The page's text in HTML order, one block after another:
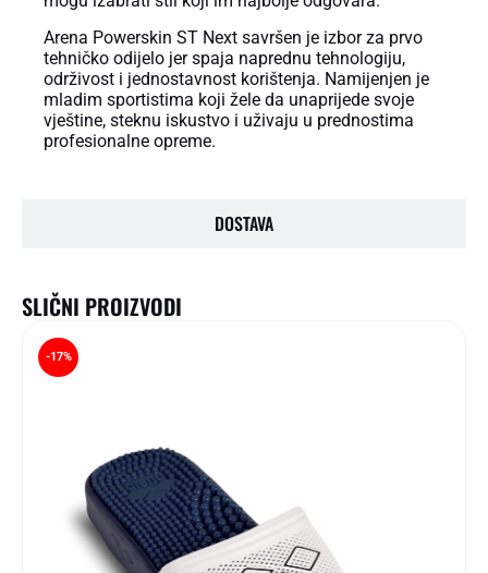
DOSTAVA
Arena Powerskin ST Next savršen je izbor za prvo
tehničko odijelo jer spaja naprednu tehnologiju,
održivost i jednostavnost korištenja. Namijenjen je
mladim sportistima koji žele da unaprijede svoje
vještine, steknu iskustvo i uživaju u prednostima
profesionalne opreme.
SLIČNI PROIZVODI
-17%